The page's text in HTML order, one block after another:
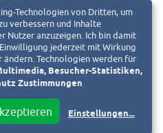
Technologien von Dritten, um
verbessern und Inhalte
Nutzer anzuzeigen. Ich bin damit
jederzeit mit Wirkung
Technologien werden für
Besucher-Statistiken,
Zustimmungen
Einstellungen...